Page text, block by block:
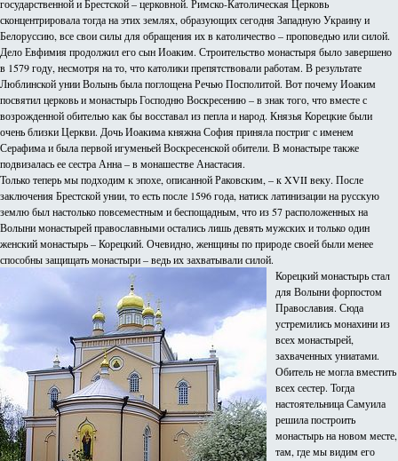
государственной и Брестской – церковной. Римско-Католическая Церковь
сконцентрировала тогда на этих землях, образующих сегодня Западную Украину и
Белоруссию, все свои силы для обращения их в католичество – проповедью или силой.
Дело Евфимия продолжил его сын Иоаким. Строительство монастыря было завершено
в 1579 году, несмотря на то, что католики препятствовали работам. В результате
Люблинской унии Волынь была поглощена Речью Посполитой. Вот почему Иоаким
посвятил церковь и монастырь Господню Воскресению – в знак того, что вместе с
возрожденной обителью как бы восставал из пепла и народ. Князья Корецкие были
очень близки Церкви. Дочь Иоакима княжна София приняла постриг с именем
Серафима и была первой игуменьей Воскресенской обители. В монастыре также
подвизалась ее сестра Анна – в монашестве Анастасия.
Только теперь мы подходим к эпохе, описанной Раковским, – к XVII веку. После
заключения Брестской унии, то есть после 1596 года, натиск латинизации на русскую
землю был настолько повсеместным и беспощадным, что из 57 расположенных на
Волыни монастырей православными остались лишь девять мужских и только один
женский монастырь – Корецкий. Очевидно, женщины по природе своей были менее
способны защищать монастыри – ведь их захватывали силой.
Корецкий монастырь стал
для Волыни форпостом
Православия. Сюда
устремились монахини из
всех монастырей,
захваченных униатами.
Обитель не могла вместить
всех сестер. Тогда
настоятельница Самуила
решила построить
монастырь на новом месте,
там, где мы видим его